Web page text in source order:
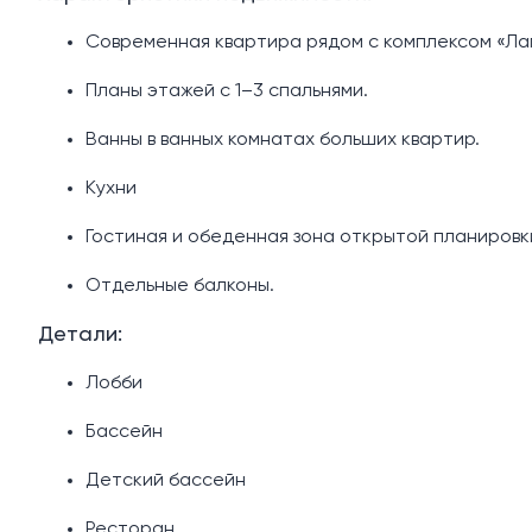
Современная квартира рядом с комплексом
Планы этажей с 1–3 спальнями.
Ванны в ванных комнатах больших квартир.
Кухни
Гостиная и обеденная зона открытой
Отдельные балконы.
Детали:
Лобби
Бассейн
Детский бассейн